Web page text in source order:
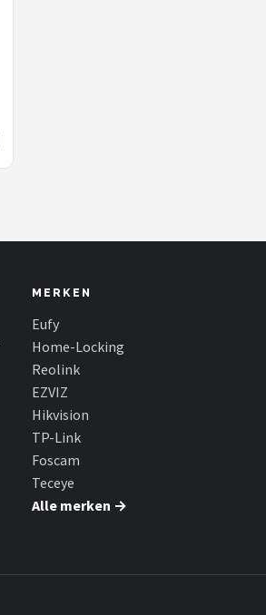
MERKEN
Eufy
Home-Locking
Reolink
EZVIZ
Hikvision
TP-Link
Foscam
Teceye
Alle merken →